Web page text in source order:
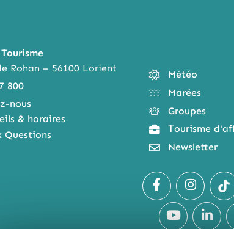
Rohan – 56100 Lorient
800
nous
& horaires
Questions
Météo
Marées
Groupes
Tourisme
Newsletter